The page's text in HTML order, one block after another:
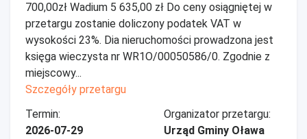
700,00zł Wadium 5 635,00 zł Do ceny osiągniętej w
przetargu zostanie doliczony podatek VAT w
wysokości 23%. Dia nieruchomości prowadzona jest
księga wieczysta nr WR1O/00050586/0. Zgodnie z
miejscowy...
Szczegóły przetargu
Termin:
2026-07-29
Organizator przetargu:
Urząd Gminy Oława